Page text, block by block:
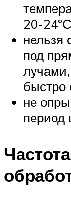
20-
нельзя
под
быстро
не
период